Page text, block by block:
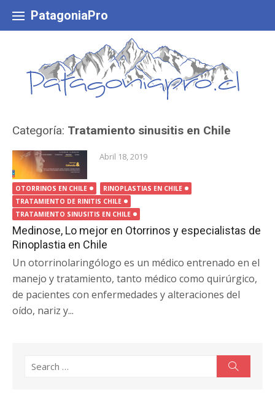
content
PatagoniaPro
Categoría: Tratamiento sinusitis en Chile
Abril 18, 2019
OTORRINOS EN CHILE
RINOPLASTIAS EN CHILE
TRATAMIENTO DE RINITIS CHILE
TRATAMIENTO SINUSITIS EN CHILE
Medinose, Lo mejor en Otorrinos y especialistas de
Rinoplastia en Chile
Un otorrinolaringólogo es un médico entrenado en el
manejo y tratamiento, tanto médico como quirúrgico,
de pacientes con enfermedades y alteraciones del
oído, nariz y...
for: